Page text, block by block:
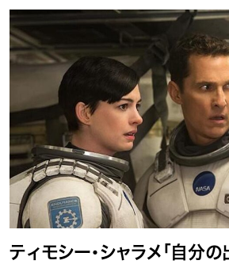
ティモシー・シャラメ「自分